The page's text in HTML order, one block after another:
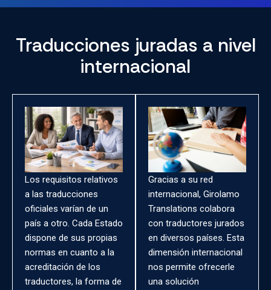
Traducciones juradas a nivel
internacional
Los requisitos relativos
a las traducciones
oficiales varían de un
país a otro. Cada Estado
dispone de sus propias
normas en cuanto a la
acreditación de los
traductores, la forma de
Gracias a su red
internacional, Girolamo
Translations colabora
con traductores jurados
en diversos países. Esta
dimensión internacional
nos permite ofrecerle
una solución